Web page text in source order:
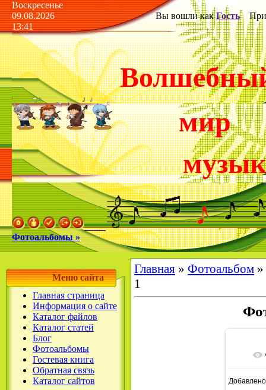
Воскресенье
09.08.2026
13:41
Вы вошли как Гость
мир
Фотоальбомы »
Меню сайта
Главная страница
Информация о сайте
Каталог файлов
Каталог статей
Блог
Фотоальбомы
Гостевая книга
Обратная связь
Каталог сайтов
Главная » Фотоальбом »
1
Добавлено